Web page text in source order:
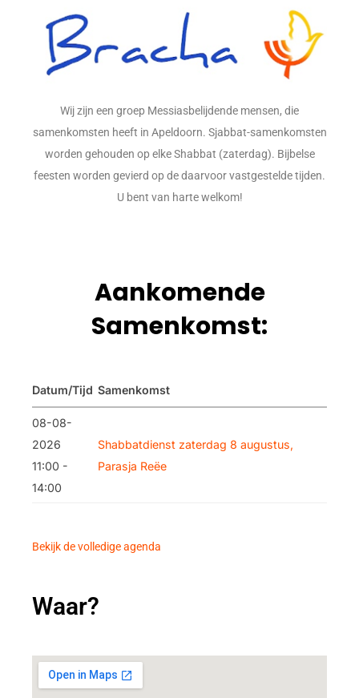
Wij zijn een groep Messiasbelijdende mensen, die
samenkomsten heeft in Apeldoorn. Sjabbat-samenkomsten
worden gehouden op elke Shabbat (zaterdag). Bijbelse
feesten worden gevierd op de daarvoor vastgestelde tijden.
U bent van harte welkom!
Aankomende
Samenkomst:
Datum/Tijd Samenkomst
08-08-
2026
11:00 -
14:00
Shabbatdienst zaterdag 8 augustus,
Parasja Reëe
Bekijk de volledige agenda
Waar?